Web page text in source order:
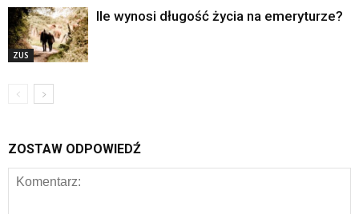
ZUS
Ile wynosi długość życia na emeryturze?
ZOSTAW ODPOWIEDŹ